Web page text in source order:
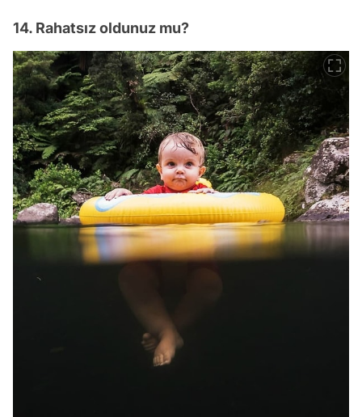
14. Rahatsız oldunuz mu?